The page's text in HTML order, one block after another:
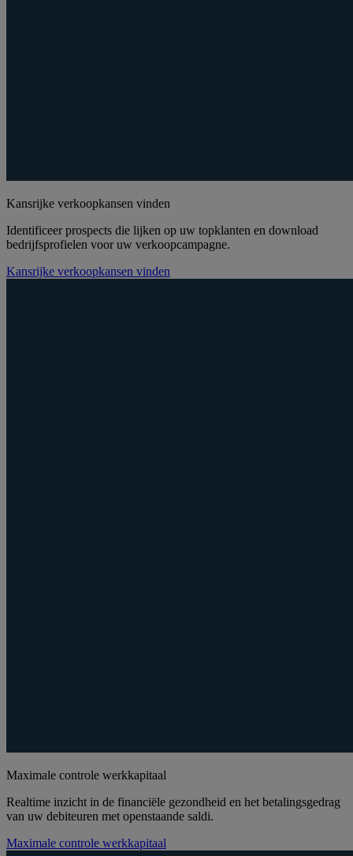
Kansrijke verkoopkansen vinden
Identificeer prospects die lijken op uw topklanten en download
bedrijfsprofielen voor uw verkoopcampagne.
Kansrijke verkoopkansen vinden
Maximale controle werkkapitaal
Realtime inzicht in de financiële gezondheid en het betalingsgedrag
van uw debiteuren met openstaande saldi.
Maximale controle werkkapitaal